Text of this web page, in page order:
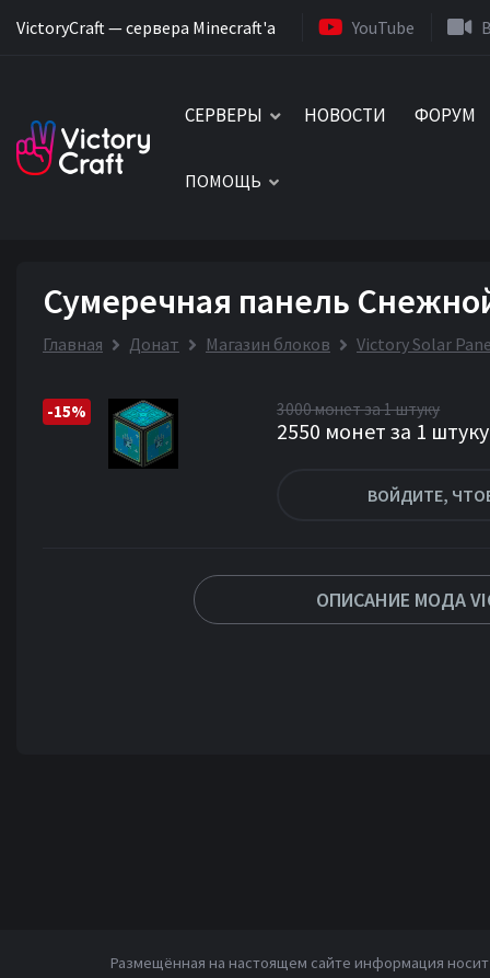
VictoryCraft — сервера Minecraft'a YouTube
СЕРВЕРЫ НОВОСТИ ФОРУМ
ПОМОЩЬ
Сумеречная панель
Главная Донат Магазин блоков Victory Solar
-15% 3000 монет за 1 штуку
2550 монет за 1 штуку
ВОЙДИТЕ,
ОПИСАНИЕ МОДА
Размещённая на настоящем сайте информация